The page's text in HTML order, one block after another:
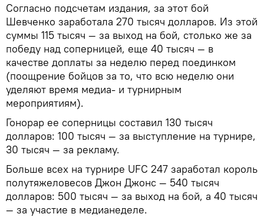
Согласно подсчетам издания, за этот бой
Шевченко заработала 270 тысяч долларов. Из этой
суммы 115 тысяч — за выход на бой, столько же за
победу над соперницей, еще 40 тысяч — в
качестве доплаты за неделю перед поединком
(поощрение бойцов за то, что всю неделю они
уделяют время медиа- и турнирным
мероприятиям).
Гонорар ее соперницы составил 130 тысяч
долларов: 100 тысяч — за выступление на турнире,
30 тысяч — за рекламу.
Больше всех на турнире UFC 247 заработал король
полутяжеловесов Джон Джонс — 540 тысяч
долларов: 500 тысяч — за выход на бой, а 40 тысяч
— за участие в медианеделе.